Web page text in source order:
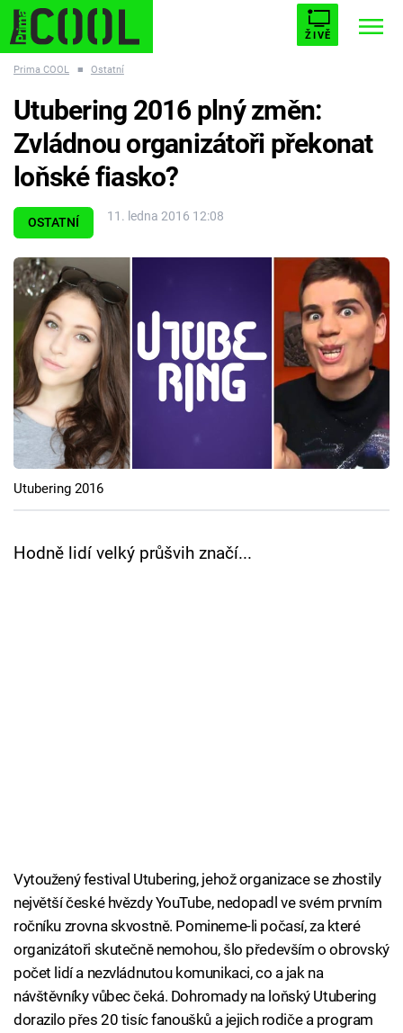
ŽIVĚ
ESCAPE PLNEJ KOTEL AVENGERS 5
Témata
Filmy
Seriály
Hry
Cool Esport
Pořady
TV Program
Sledujte prima+
Prima COOL ■ Ostatní
OSTATNÍ 11. ledna 2016 12:08
Utubering 2016 plný změn:
Zvládnou organizátoři překonat
loňské fiasko?
Utubering 2016
Hodně lidí velký průšvih značí...
Vytoužený festival Utubering, jehož organizace se zhostily
největší české hvězdy YouTube, nedopadl ve svém prvním
ročníku zrovna skvostně. Pomineme-li počasí, za které
organizátoři skutečně nemohou, šlo především o obrovský
počet lidí a nezvládnutou komunikaci, co a jak na
návštěvníky vůbec čeká. Dohromady na loňský Utubering
dorazilo přes 20 tisíc fanoušků a jejich rodiče a program